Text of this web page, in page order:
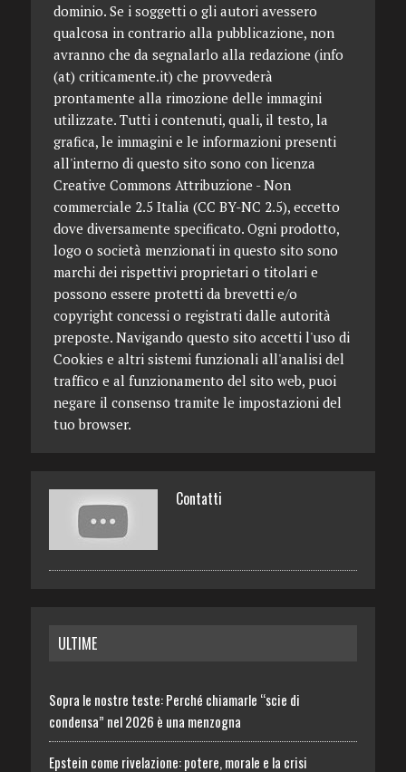
dominio. Se i soggetti o gli autori avessero
qualcosa in contrario alla pubblicazione, non
avranno che da segnalarlo alla redazione (info
(at) criticamente.it) che provvederà
prontamente alla rimozione delle immagini
utilizzate. Tutti i contenuti, quali, il testo, la
grafica, le immagini e le informazioni presenti
all'interno di questo sito sono con licenza
Creative Commons Attribuzione - Non
commerciale 2.5 Italia (CC BY-NC 2.5), eccetto
dove diversamente specificato. Ogni prodotto,
logo o società menzionati in questo sito sono
marchi dei rispettivi proprietari o titolari e
possono essere protetti da brevetti e/o
copyright concessi o registrati dalle autorità
preposte. Navigando questo sito accetti l'uso di
Cookies e altri sistemi funzionali all'analisi del
traffico e al funzionamento del sito web, puoi
negare il consenso tramite le impostazioni del
tuo browser.
Contatti
ULTIME
Sopra le nostre teste: Perché chiamarle “scie di
condensa” nel 2026 è una menzogna
Epstein come rivelazione: potere, morale e la crisi